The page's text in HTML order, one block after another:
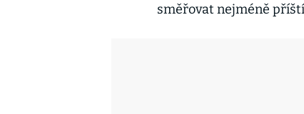
směřovat nejméně